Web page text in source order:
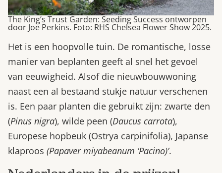
The King’s Trust Garden: Seeding Success ontworpen
door Joe Perkins. Foto: RHS Chelsea Flower Show 2025.
Het is een hoopvolle tuin. De romantische, losse
manier van beplanten geeft al snel het gevoel
van eeuwigheid. Alsof die nieuwbouwwoning
naast een al bestaand stukje natuur verschenen
is. Een paar planten die gebruikt zijn: zwarte den
(Pinus nigra), wilde peen (Daucus carrota),
Europese hopbeuk (Ostrya carpinifolia), Japanse
klaproos (Papaver miyabeanum ‘Pacino)’.